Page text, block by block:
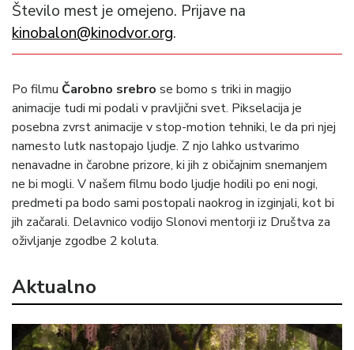
Število mest je omejeno. Prijave na
kinobalon@kinodvor.org.
Po filmu Čarobno srebro se bomo s triki in magijo
animacije tudi mi podali v pravljični svet. Pikselacija je
posebna zvrst animacije v stop-motion tehniki, le da pri njej
namesto lutk nastopajo ljudje. Z njo lahko ustvarimo
nenavadne in čarobne prizore, ki jih z običajnim snemanjem
ne bi mogli. V našem filmu bodo ljudje hodili po eni nogi,
predmeti pa bodo sami postopali naokrog in izginjali, kot bi
jih začarali. Delavnico vodijo Slonovi mentorji iz Društva za
oživljanje zgodbe 2 koluta.
Aktualno